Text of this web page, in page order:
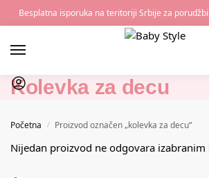
Besplatna isporuka na teritoriji Srbije za
Kolevka za decu
Početna / Proizvod označen „kolevka za decu“
Nijedan proizvod ne odgovara